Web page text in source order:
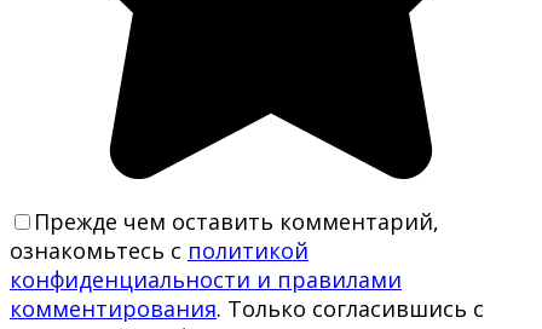
Прежде чем оставить комментарий,
ознакомьтесь с политикой
конфиденциальности и правилами
комментирования. Только согласившись с